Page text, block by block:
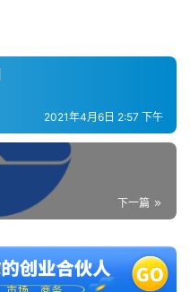
2021年4月6日 2:57 下午
下一篇